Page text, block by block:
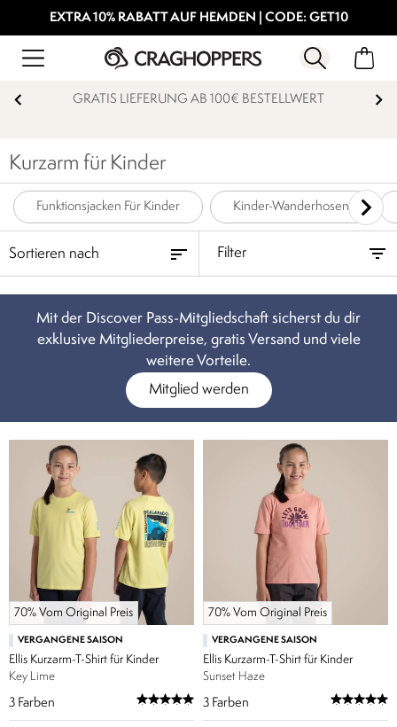
EXTRA 10% RABATT AUF HEMDEN | CODE: GET10
GRATIS LIEFERUNG AB 100€ BESTELLWERT
Kurzarm für Kinder
Funktionsjacken Für Kinder Kinder-Wanderhosen
Filter
Mit der Discover Pass-Mitgliedschaft sicherst du dir
exklusive Mitgliederpreise, gratis Versand und viele
weitere Vorteile.
Mitglied werden
70% Vom Original Preis
VERGANGENE SAISON
Ellis Kurzarm-T-Shirt für Kinder
Key Lime
3 Farben
70% Vom Original Preis
VERGANGENE SAISON
Ellis Kurzarm-T-Shirt für Kinder
Sunset Haze
3 Farben